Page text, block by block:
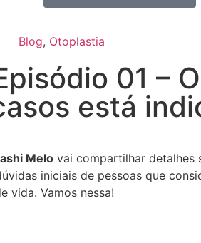
Blog, Otoplastia
01 –
está
Melo vai compartilhar detalhes
iniciais de pessoas que
vida. Vamos nessa!